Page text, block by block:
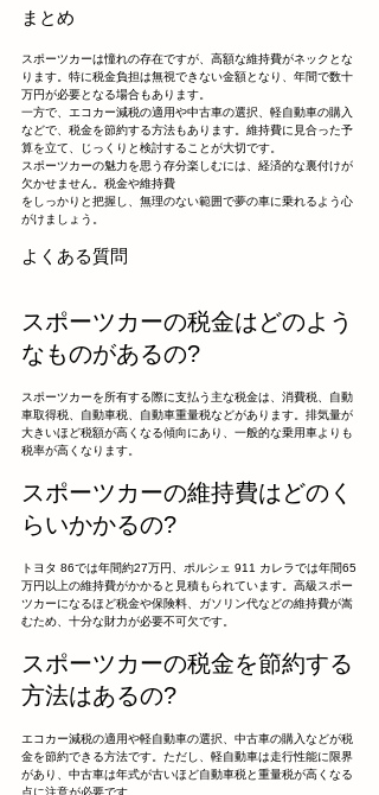
まとめ
スポーツカーは憧れの存在ですが、高額な維持費がネックとな
ります。特に税金負担は無視できない金額となり、年間で数十
万円が必要となる場合もあります。
一方で、エコカー減税の適用や中古車の選択、軽自動車の購入
などで、税金を節約する方法もあります。維持費に見合った予
算を立て、じっくりと検討することが大切です。
スポーツカーの魅力を思う存分楽しむには、経済的な裏付けが
欠かせません。税金や維持費
をしっかりと把握し、無理のない範囲で夢の車に乗れるよう心
がけましょう。
よくある質問
スポーツカーの税金はどのよう
なものがあるの?
スポーツカーを所有する際に支払う主な税金は、消費税、自動
車取得税、自動車税、自動車重量税などがあります。排気量が
大きいほど税額が高くなる傾向にあり、一般的な乗用車よりも
税率が高くなります。
スポーツカーの維持費はどのく
らいかかるの?
トヨタ 86では年間約27万円、ポルシェ 911 カレラでは年間65
万円以上の維持費がかかると見積もられています。高級スポー
ツカーになるほど税金や保険料、ガソリン代などの維持費が嵩
むため、十分な財力が必要不可欠です。
スポーツカーの税金を節約する
方法はあるの?
エコカー減税の適用や軽自動車の選択、中古車の購入などが税
金を節約できる方法です。ただし、軽自動車は走行性能に限界
があり、中古車は年式が古いほど自動車税と重量税が高くなる